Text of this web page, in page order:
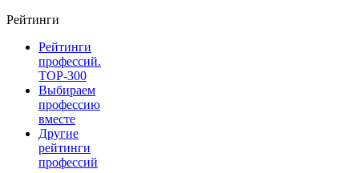
Рейтинги
Рейтинги
профессий.
TOP-300
Выбираем
профессию
вместе
Другие
рейтинги
профессий